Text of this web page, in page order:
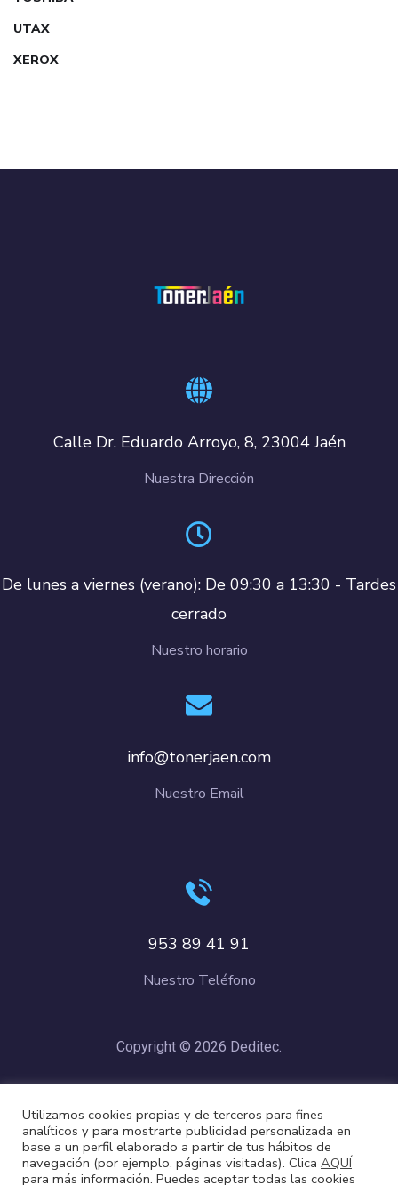
UTAX
XEROX
Calle Dr. Eduardo Arroyo, 8, 23004 Jaén
Nuestra Dirección
De lunes a viernes (verano): De 09:30 a 13:30 - Tardes
cerrado
Nuestro horario
info@tonerjaen.com
Nuestro Email
953 89 41 91
Nuestro Teléfono
Copyright © 2026 Deditec.
Cookies
Utilizamos cookies propias y de terceros para fines
analíticos y para mostrarte publicidad personalizada en
base a un perfil elaborado a partir de tus hábitos de
navegación (por ejemplo, páginas visitadas). Clica AQUÍ
para más información. Puedes aceptar todas las cookies